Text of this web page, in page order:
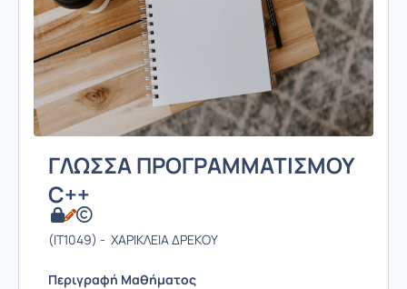
ΓΛΩΣΣΑ ΠΡΟΓΡΑΜΜΑΤΙΣΜΟΥ
C++
(IT1049) - XAΡΙΚΛΕΙΑ ΔΡΕΚΟΥ
Περιγραφή Μαθήματος